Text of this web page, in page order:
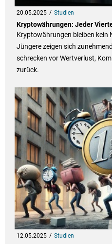
20.05.2025 Studien
Kryptowährungen: Jeder
Kryptowährungen bleiben kein
Jüngere zeigen sich
schrecken vor Wertverlust,
zurück.
12.05.2025 Studien